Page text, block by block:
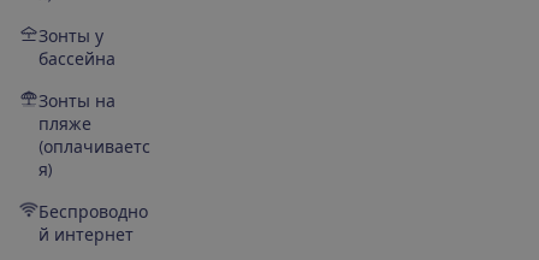
Зонты у
бассейна
Зонты на
пляже
(оплачиваетс
я)
Беспроводно
й интернет